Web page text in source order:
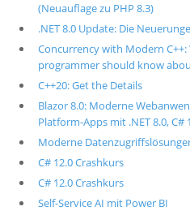
(Neuauflage zu PHP 8.3)
.NET 8.0 Update: Die
Concurrency with Modern
programmer should know
C++20: Get the Details
Blazor 8.0: Moderne
Platform-Apps mit .NET 8.0,
Moderne
C# 12.0 Crashkurs
C# 12.0 Crashkurs
Self-Service AI mit Power BI